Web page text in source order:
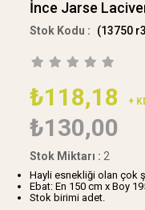
İnce Jarse
(13750
₺118,18 +
₺130,00
Stok Miktarı : 2
Hayli esnekliği olan çok
Ebat: En 150 cm x Boy
Stok birimi adet.